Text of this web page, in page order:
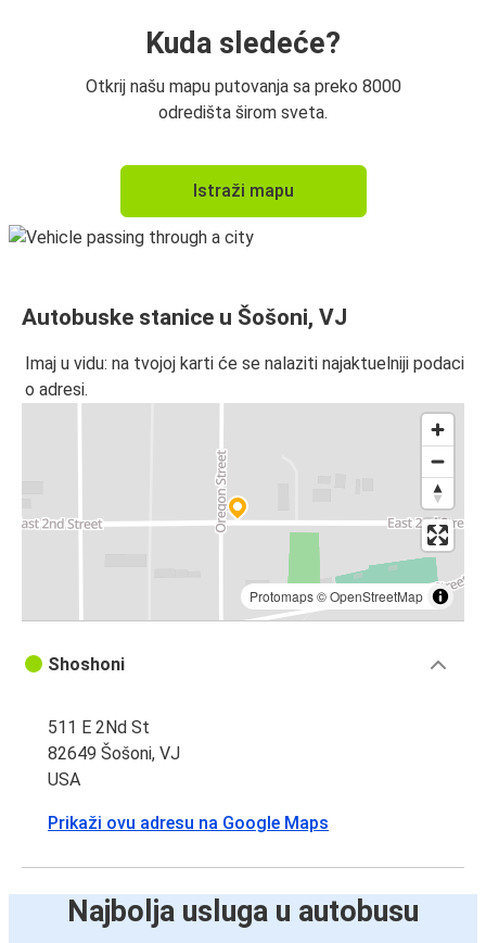
Kuda sledeće?
Otkrij našu mapu putovanja sa preko 8000
odredišta širom sveta.
Istraži mapu
Autobuske stanice u Šošoni, VJ
Imaj u vidu: na tvojoj karti će se nalaziti najaktuelniji podaci
o adresi.
Protomaps©OpenStreetMap
Shoshoni
511 E 2Nd St
82649 Šošoni, VJ
USA
Prikaži ovu adresu na Google Maps
Najbolja usluga u autobusu